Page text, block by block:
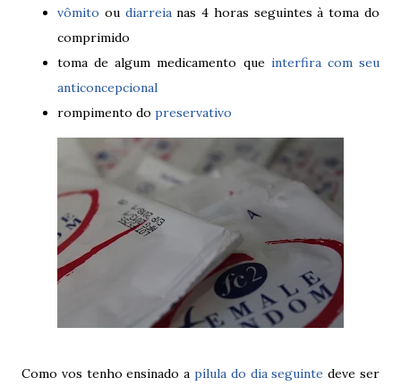
vômito ou diarreianas 4 horas seguintes à toma do
comprimido
toma de algum medicamento que interfira com seu
anticoncepcional
rompimento do preservativo
Como vos tenho ensinado a pílula do dia seguinte deve ser